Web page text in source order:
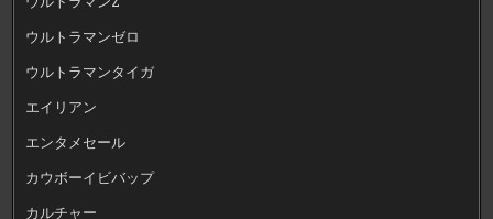
ウルトラマンゼロ
ウルトラマンタイガ
エイリアン
エンタメセール
カウボーイビバップ
カルチャー